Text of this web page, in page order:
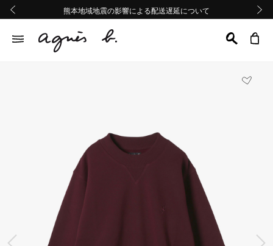
熊本地域地震の影響による配送遅延について
Summer Sale 2buy10%OFF!!
熊本地域地震の影響による配送遅延について
Summer Sale 2buy10%OFF!!
前の画像